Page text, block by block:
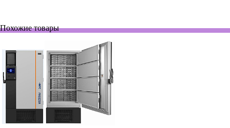
Похожие товары